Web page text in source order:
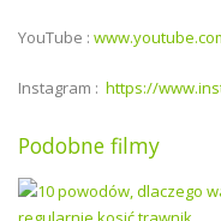
YouTube :
Instagram : https://
Podobne filmy